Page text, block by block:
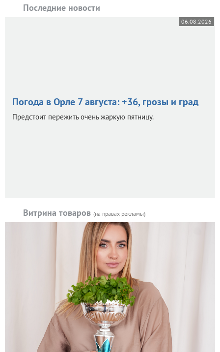
Последние новости
06.08.2026
Погода в Орле 7 августа: +36, грозы и град
Предстоит пережить очень жаркую пятницу.
Витрина товаров (на правах рекламы)